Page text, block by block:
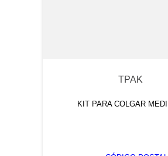
TPAK
KIT PARA COLGAR